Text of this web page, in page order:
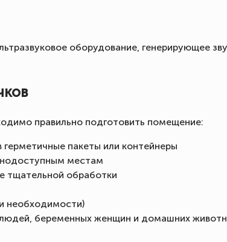
оборудование, генерирующее
правильно подготовить помещение:
герметичные пакеты или контейнеры
местам
тщательной обработки
необходимости)
беременных женщин и домашних